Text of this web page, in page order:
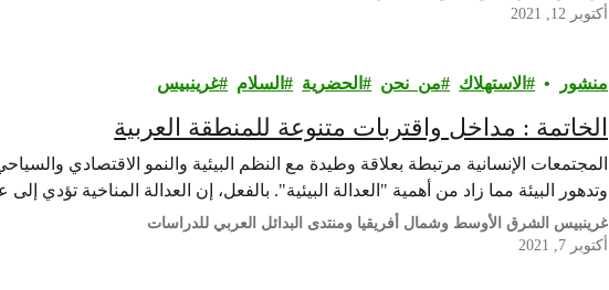
أكتوبر 12, 2021
منشور الاستهلاك من_نحن الحضرية السلام غرينبيس‎
الخاتمة : مداخل واقتربات متنوعة للمنطقة العربية
المجتمعات الإنسانية مرتبطة بعلاقة وطيدة مع النظم البيئية والنمو الاقتصادي
وتدهور البيئة مما زاد من أهمية "العدالة البيئية". بالفعل، إن العدالة المناخية تؤدي إلى
غرينبيس الشرق الأوسط وشمال أفريقيا ومنتدى البدائل العربي للدراسات
أكتوبر 7, 2021